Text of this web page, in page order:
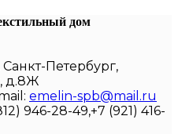
дом
Санкт-Петербург,
д.8Ж
emelin-spb@mail.ru
946-28-49,+7 (921) 416-